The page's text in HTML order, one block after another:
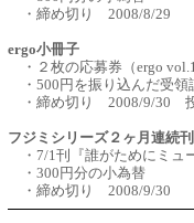
・締め切り 2008/8/29
ergo小冊子
・２枚の応募券（ergo
・500円を振り込んだ受領
・締め切り 2008/9/30
フジミシリーズ２ヶ月連続
・7/1刊『誰がためにミュ
・300円分の小為替
・締め切り 2008/9/30